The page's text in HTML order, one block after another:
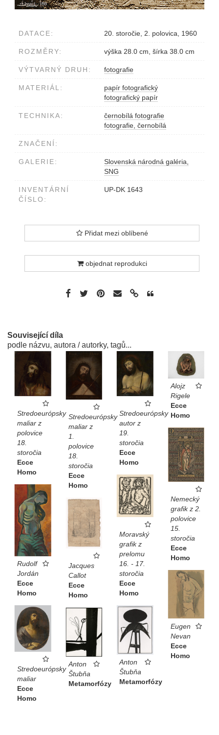
DATACE: 20. storočie, 2. polovica, 1960
ROZMĚRY: výška 28.0 cm, šírka 38.0 cm
VÝTVARNÝ DRUH: fotografie
MATERIÁL:
papír fotografický
fotografický papír
TECHNIKA:
černobílá fotografie
fotografie, černobílá
ZNAČENÍ:
GALERIE:
Slovenská národná galéria,
SNG
INVENTÁRNÍ
ČÍSLO:
UP-DK 1643
Přidat mezi oblíbené
objednat reprodukci
Související díla
podle názvu, autora / autorky, tagů...
Stredoeurópsky
maliar z
polovice
18.
storočia
Ecce
Homo
Stredoeurópsky
maliar z
1.
polovice
18.
storočia
Ecce
Homo
Stredoeurópsky
autor z
19.
storočia
Ecce
Homo
Alojz
Rigele
Ecce
Homo
Nemecký
grafik z 2.
polovice
15.
storočia
Ecce
Homo
Moravský
grafik z
prelomu
16. - 17.
storočia
Ecce
Homo
Rudolf
Jordán
Ecce
Homo
Jacques
Callot
Ecce
Homo
Eugen
Nevan
Ecce
Homo
Stredoeurópsky
maliar
Ecce
Homo
Anton
Štubňa
Metamorfózy
Anton
Štubňa
Metamorfózy